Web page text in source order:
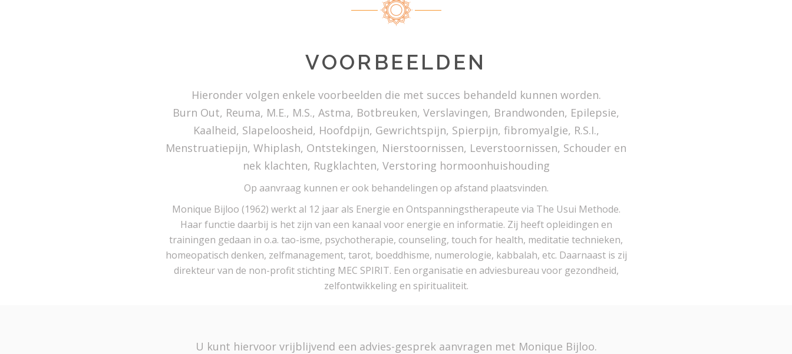
VOORBEELDEN
Hieronder volgen enkele voorbeelden die met succes behandeld kunnen worden.
Burn Out, Reuma, M.E., M.S., Astma, Botbreuken, Verslavingen, Brandwonden, Epilepsie,
Kaalheid, Slapeloosheid, Hoofdpijn, Gewrichtspijn, Spierpijn, fibromyalgie, R.S.I.,
Menstruatiepijn, Whiplash, Ontstekingen, Nierstoornissen, Leverstoornissen, Schouder en
nek klachten, Rugklachten, Verstoring hormoonhuishouding
Op aanvraag kunnen er ook behandelingen op afstand plaatsvinden.
Monique Bijloo (1962) werkt al 12 jaar als Energie en Ontspanningstherapeute via The Usui Methode.
Haar functie daarbij is het zijn van een kanaal voor energie en informatie. Zij heeft opleidingen en
trainingen gedaan in o.a. tao-isme, psychotherapie, counseling, touch for health, meditatie technieken,
homeopatisch denken, zelfmanagement, tarot, boeddhisme, numerologie, kabbalah, etc. Daarnaast is zij
direkteur van de non-profit stichting MEC SPIRIT. Een organisatie en adviesbureau voor gezondheid,
zelfontwikkeling en spiritualiteit.
U kunt hiervoor vrijblijvend een advies-gesprek aanvragen met Monique Bijloo.